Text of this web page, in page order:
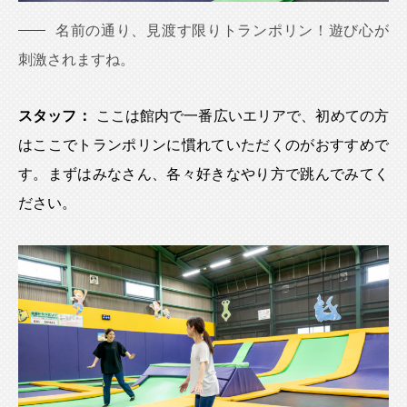
名前の通り、見渡す限りトランポリン！遊び心が
刺激されますね。
スタッフ：
ここは館内で一番広いエリアで、初めての方
はここでトランポリンに慣れていただくのがおすすめで
す。まずはみなさん、各々好きなやり方で跳んでみてく
ださい。